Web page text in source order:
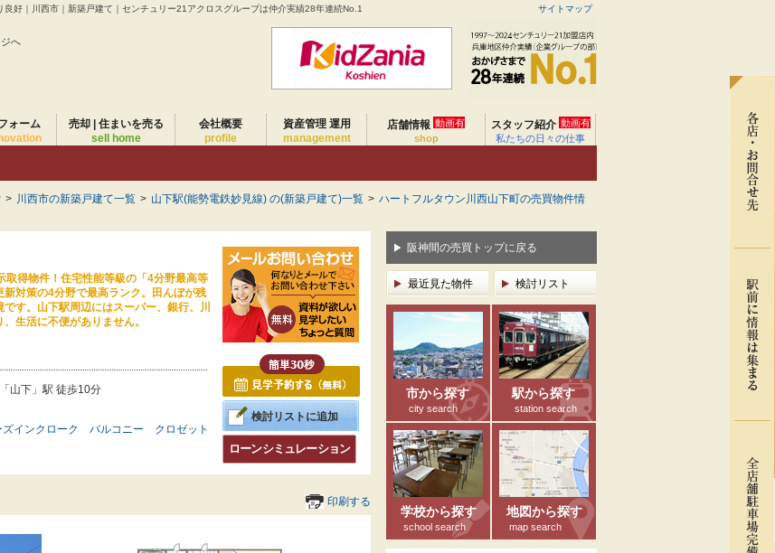
好｜川西市｜新築戸建て｜センチュリー21アクロスグループは仲介実績28年連続No.1 サイトマップ
ジへ
ォーム
売却 | 住まいを売る
sell home
会社概要
profile
資産管理 運用
management
店舗情報 動画有
shop
スタッフ紹介 動画有
私たちの日々の仕事
> 川西市の新築戸建て一覧 > 山下駅(能勢電鉄妙見線) の(新築戸建て)一覧 > ハートフルタウン川西山下町の売買物件情
得物件！住宅性能等級の「4分野最高等
対策の4分野で最高ランク。田んぼが残
す。山下駅周辺にはスーパー、銀行、川
生活に不便がありません。
山下」駅 徒歩10分
ズインクローク バルコニー クロゼット
検討リストに追加
ローンシミュレーション
印刷する
阪神間の売買トップに戻る
最近見た物件 検討リスト
市から探す
city search
駅から探す
station search
学校から探す
school search
地図から探す
map search